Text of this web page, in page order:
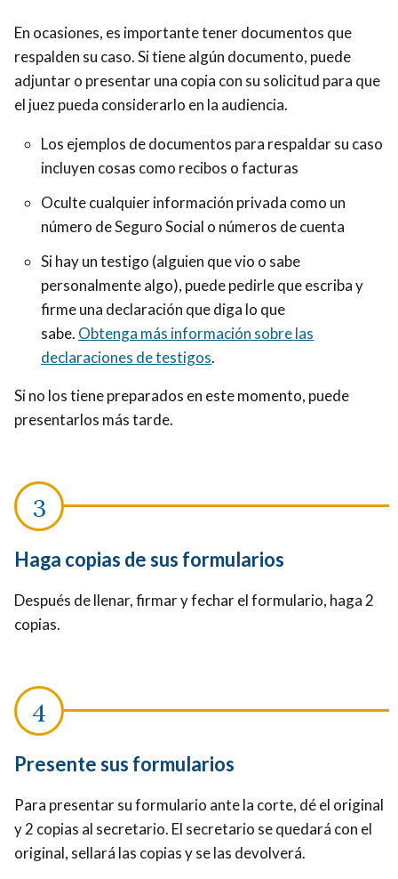
En ocasiones, es importante tener documentos que
respalden su caso. Si tiene algún documento, puede
adjuntar o presentar una copia con su solicitud para que
el juez pueda considerarlo en la audiencia.
Los ejemplos de documentos para respaldar su caso
incluyen cosas como recibos o facturas
Oculte cualquier información privada como un
número de Seguro Social o números de cuenta
Si hay un testigo (alguien que vio o sabe
personalmente algo), puede pedirle que escriba y
firme una declaración que diga lo que
sabe. Obtenga más información sobre las
declaraciones de testigos.
Si no los tiene preparados en este momento, puede
presentarlos más tarde.
Haga copias de sus formularios
Después de llenar, firmar y fechar el formulario, haga 2
copias.
Presente sus formularios
Para presentar su formulario ante la corte, dé el original
y 2 copias al secretario. El secretario se quedará con el
original, sellará las copias y se las devolverá.